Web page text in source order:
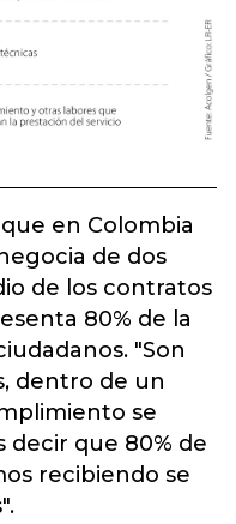
en Colombia
de dos
de los contratos
80% de la
"Son
dentro de un
se
decir que 80% de
recibiendo se